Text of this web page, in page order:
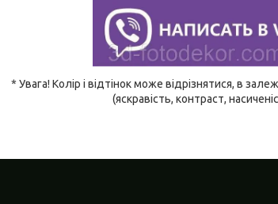
* Увага! Колір і відтінок може відрізнятися, в
(яскравість, контраст,